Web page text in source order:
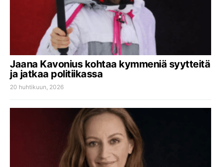
Jaana Kavonius kohtaa kymmeniä syytteitä
ja jatkaa politiikassa
20 huhtikuun, 2026